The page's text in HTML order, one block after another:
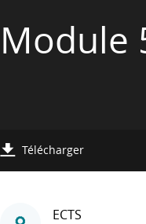
Module
Télécharger
ECTS